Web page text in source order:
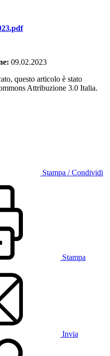
09.02.2023
questo articolo è stato
Attribuzione 3.0 Italia.
Stampa / Condividi
Stampa
Invia